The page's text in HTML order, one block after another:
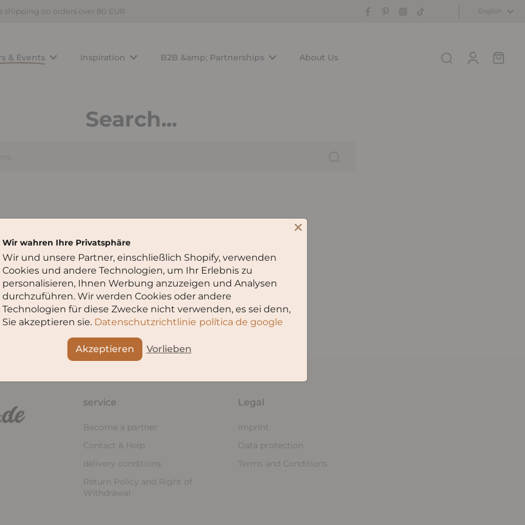
shipping on orders over 80 EUR English
& Events Inspiration B2B &amp; Partnerships About Us
Search...
service
Become a partner
Contact & Help
delivery conditions
Return Policy and Right of
Withdrawal
Legal
imprint
Data protection
Terms and Conditions
Wir wahren Ihre Privatsphäre
Wir und unsere Partner, einschließlich Shopify, verwenden
Cookies und andere Technologien, um Ihr Erlebnis zu
personalisieren, Ihnen Werbung anzuzeigen und Analysen
durchzuführen. Wir werden Cookies oder andere
Technologien für diese Zwecke nicht verwenden, es sei denn,
Sie akzeptieren sie. Datenschutzrichtlinie política de google
Akzeptieren Vorlieben